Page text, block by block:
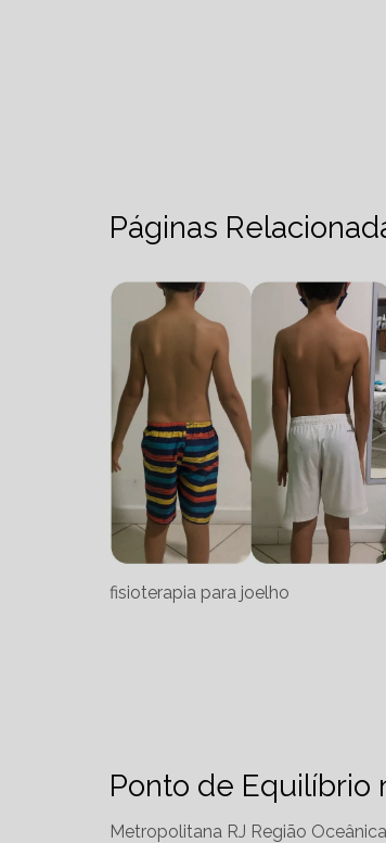
Páginas
fisioterapia para joelho
Ponto de Equilíbrio
Metropolitana RJ Região